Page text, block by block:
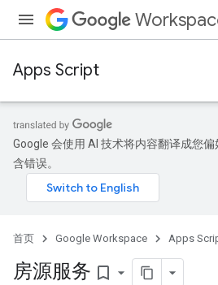
Apps Script
Google 会使用 AI 技术将内容翻译成您
含错误。
首页 Google Workspace Apps
房源服务 bookmark_border